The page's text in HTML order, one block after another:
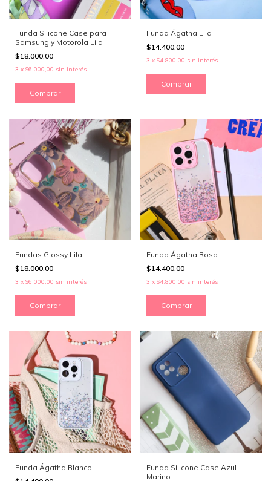
Funda Silicone Case para
Samsung y Motorola Lila
$18.000,00
3 x $6.000,00 sin interés
Comprar
Funda Ágatha Lila
$14.400,00
3 x $4.800,00 sin interés
Comprar
Fundas Glossy Lila
$18.000,00
3 x $6.000,00 sin interés
Comprar
Funda Ágatha Rosa
$14.400,00
3 x $4.800,00 sin interés
Comprar
Funda Ágatha Blanco
Funda Silicone Case Azul
Marino